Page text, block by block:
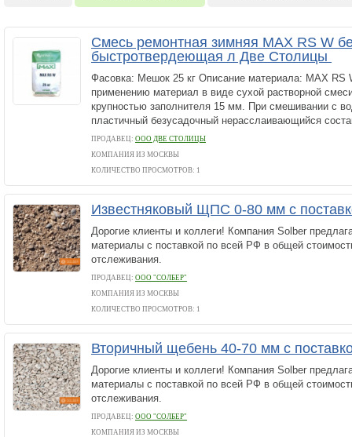
Смесь ремонтная зимняя MAX RS W
быстротвердеющая л Две Столицы
Фасовка: Мешок 25 кг Описание материала: MAX RS
применению материал в виде сухой растворной
крупностью заполнителя 15 мм. При смешивании с
пластичный безусадочный нерасслаивающийся
ПРОДАВЕЦ: ООО ДВЕ СТОЛИЦЫ
КОМПАНИЯ ИЗ МОСКВЫ
КОЛИЧЕСТВО ПРОСМОТРОВ: 1
Известняковый ЩПС 0-80 мм с
Дорогие клиенты и коллеги! Компания Solber
материалы с поставкой по всей РФ в общей
отслеживания.
ПРОДАВЕЦ: ООО "СОЛБЕР"
КОМПАНИЯ ИЗ МОСКВЫ
КОЛИЧЕСТВО ПРОСМОТРОВ: 1
Вторичный щебень 40-70 мм с
Дорогие клиенты и коллеги! Компания Solber
материалы с поставкой по всей РФ в общей
отслеживания.
ПРОДАВЕЦ: ООО "СОЛБЕР"
КОМПАНИЯ ИЗ МОСКВЫ